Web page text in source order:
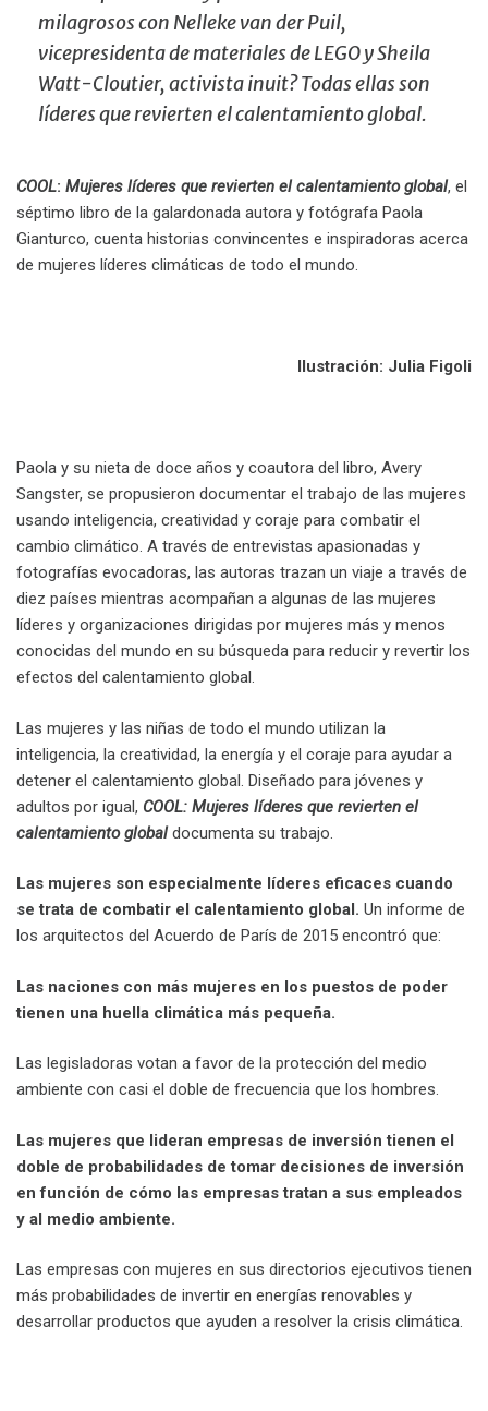
milagrosos con Nelleke van der Puil,
vicepresidenta de materiales de LEGO y Sheila
Watt-Cloutier, activista inuit? Todas ellas son
líderes que revierten el calentamiento global.
COOL: Mujeres líderes que revierten el calentamiento global, el
séptimo libro de la galardonada autora y fotógrafa Paola
Gianturco, cuenta historias convincentes e inspiradoras acerca
de mujeres líderes climáticas de todo el mundo.
Ilustración: Julia Figoli
Paola y su nieta de doce años y coautora del libro, Avery
Sangster, se propusieron documentar el trabajo de las mujeres
usando inteligencia, creatividad y coraje para combatir el
cambio climático. A través de entrevistas apasionadas y
fotografías evocadoras, las autoras trazan un viaje a través de
diez países mientras acompañan a algunas de las mujeres
líderes y organizaciones dirigidas por mujeres más y menos
conocidas del mundo en su búsqueda para reducir y revertir los
efectos del calentamiento global.
Las mujeres y las niñas de todo el mundo utilizan la
inteligencia, la creatividad, la energía y el coraje para ayudar a
detener el calentamiento global. Diseñado para jóvenes y
adultos por igual, COOL: Mujeres líderes que revierten el
calentamiento globaldocumenta su trabajo.
Las mujeres son especialmente líderes eficaces cuando
se trata de combatir el calentamiento global. Un informe de
los arquitectos del Acuerdo de París de 2015 encontró que:
Las naciones con más mujeres en los puestos de poder
tienen una huella climática más pequeña.
Las legisladoras votan a favor de la protección del medio
ambiente con casi el doble de frecuencia que los hombres.
Las mujeres que lideran empresas de inversión tienen el
doble de probabilidades de tomar decisiones de inversión
en función de cómo las empresas tratan a sus empleados
y al medio ambiente.
Las empresas con mujeres en sus directorios ejecutivos tienen
más probabilidades de invertir en energías renovables y
desarrollar productos que ayuden a resolver la crisis climática.